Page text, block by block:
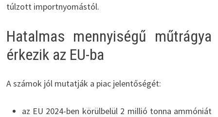
túlzott importnyomástól.
Hatalmas mennyiségű műtrágya
érkezik az EU-ba
A számok jól mutatják a piac jelentőségét:
az EU 2024-ben körülbelül 2 millió tonna ammóniát